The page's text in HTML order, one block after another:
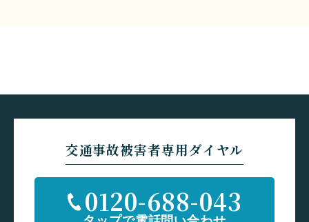
交通事故被害者専用ダイヤル
0120-688-043